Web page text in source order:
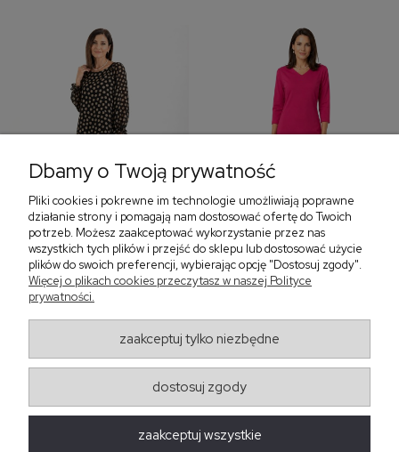
Sukienka z falbaną i
bufiastym rękawem w
405,30 zł
Sukienka z dekoltem w
299,00 zł
‹
Regulaminy
Obsługa zamówień
Dbamy o Twoją prywatność
Pliki cookies i pokrewne im technologie umożliwiają poprawne
działanie strony i pomagają nam dostosować ofertę do Twoich
potrzeb. Możesz zaakceptować wykorzystanie przez nas
wszystkich tych plików i przejść do sklepu lub dostosować użycie
plików do swoich preferencji, wybierając opcję "Dostosuj zgody".
Więcej o plikach cookies przeczytasz w naszej Polityce
prywatności.
zaakceptuj tylko niezbędne
dostosuj zgody
zaakceptuj wszystkie